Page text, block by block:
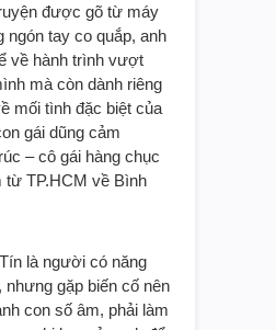
được gõ từ máy
ngón tay co quắp, anh
về hành trình vượt
mà còn dành riêng
mối tình đặc biệt của
gái dũng cảm
– cô gái hàng chục
từ TP.HCM về Bình
là người có năng
nhưng gặp biến cố nên
con số âm, phải làm